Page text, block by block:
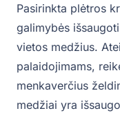
Pasirinkta plėtros
galimybės
vietos medžius.
palaidojimams,
menkaverčius
medžiai yra